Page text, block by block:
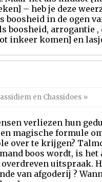
– heb je deze
boosheid in de ogen
boosheid, arrogantie
inkeer komen] en
en Chassidoes »
verliezen hun
magische formule
over te krijgen?
boos wordt, is
uitspraak.
van afgoderij ?